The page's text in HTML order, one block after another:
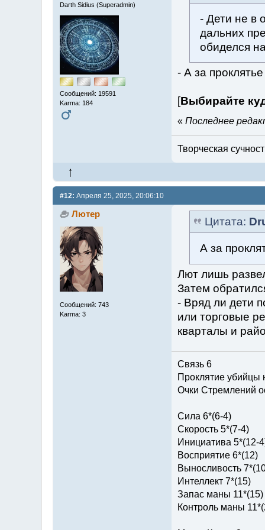
Darth Sidius (Superadmin)
Сообщений: 19591
Karma: 184
- Дети не в
дальних
обиделся
- А за
[Выбирайте
« Последнее
Творческая
#12: Апреля 25, 2025, 20:06:10
Лютер
Сообщений: 743
Karma: 3
Цитата:
А за
Лют лишь
Затем
- Вряд ли дети
или торговые
кварталы и
Связь 6
Проклятие убийцы
Очки Стремлений
Сила 6*(6-4)
Скорость 5*(7-4)
Инициатива 5*(12-
Восприятие 6*(12)
Выносливость
Интеллект 7*(15)
Запас маны 11*(15)
Контроль маны